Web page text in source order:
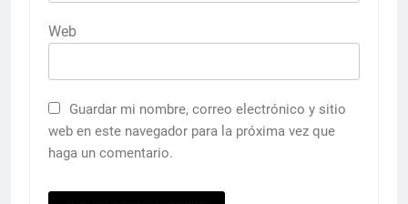
Web
Guardar mi nombre, correo electrónico y sitio
web en este navegador para la próxima vez que
haga un comentario.